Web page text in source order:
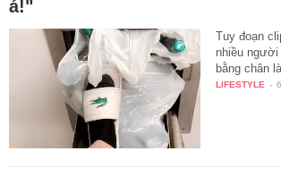
á!"
Tuy đoạn
nhiều người
bằng chân
LIFESTYLE -